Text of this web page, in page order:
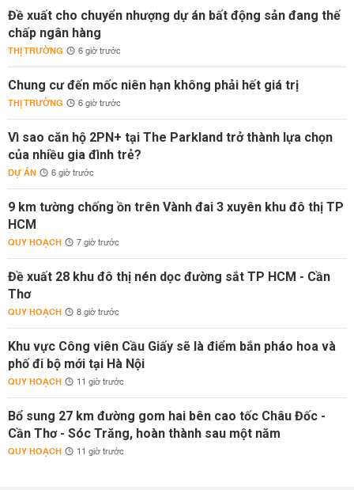
Đề xuất cho chuyển nhượng dự án bất động sản đang thế
chấp ngân hàng
THỊ TRƯỜNG 6 giờ trước
Chung cư đến mốc niên hạn không phải hết giá trị
THỊ TRƯỜNG 6 giờ trước
Vì sao căn hộ 2PN+ tại The Parkland trở thành lựa chọn
của nhiều gia đình trẻ?
DỰ ÁN 6 giờ trước
9 km tường chống ồn trên Vành đai 3 xuyên khu đô thị TP
HCM
QUY HOẠCH 7 giờ trước
Đề xuất 28 khu đô thị nén dọc đường sắt TP HCM - Cần
Thơ
QUY HOẠCH 8 giờ trước
Khu vực Công viên Cầu Giấy sẽ là điểm bắn pháo hoa và
phố đi bộ mới tại Hà Nội
QUY HOẠCH 11 giờ trước
Bổ sung 27 km đường gom hai bên cao tốc Châu Đốc -
Cần Thơ - Sóc Trăng, hoàn thành sau một năm
QUY HOẠCH 11 giờ trước